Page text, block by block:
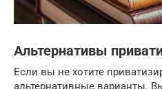
Альтернативы
Если вы не хотите
альтернативные варианты.